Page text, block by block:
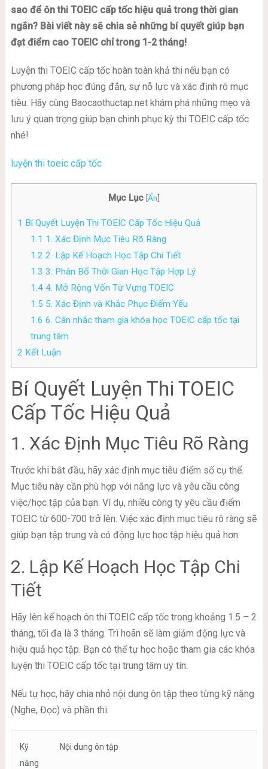
sao để ôn thi TOEIC cấp tốc hiệu quả trong thời gian
ngắn? Bài viết này sẽ chia sẻ những bí quyết giúp bạn
đạt điểm cao TOEIC chỉ trong 1-2 tháng!
Luyện thi TOEIC cấp tốc hoàn toàn khả thi nếu bạn có
phương pháp học đúng đắn, sự nỗ lực và xác định rõ mục
tiêu. Hãy cùng Baocaothuctap.net khám phá những mẹo và
lưu ý quan trọng giúp bạn chinh phục kỳ thi TOEIC cấp tốc
nhé!
luyện thi toeic cấp tốc
Mục Lục [Ẩn]
1 Bí Quyết Luyện Thi TOEIC Cấp Tốc Hiệu Quả
1.1 1. Xác Định Mục Tiêu Rõ Ràng
1.2 2. Lập Kế Hoạch Học Tập Chi Tiết
1.3 3. Phân Bổ Thời Gian Học Tập Hợp Lý
1.4 4. Mở Rộng Vốn Từ Vựng TOEIC
1.5 5. Xác Định và Khắc Phục Điểm Yếu
1.6 6. Cân nhắc tham gia khóa học TOEIC cấp tốc tại
trung tâm
2 Kết Luận
Bí Quyết Luyện Thi TOEIC
Cấp Tốc Hiệu Quả
1. Xác Định Mục Tiêu Rõ Ràng
Trước khi bắt đầu, hãy xác định mục tiêu điểm số cụ thể.
Mục tiêu này cần phù hợp với năng lực và yêu cầu công
việc/học tập của bạn. Ví dụ, nhiều công ty yêu cầu điểm
TOEIC từ 600-700 trở lên. Việc xác định mục tiêu rõ ràng sẽ
giúp bạn tập trung và có động lực học tập hiệu quả hơn.
2. Lập Kế Hoạch Học Tập Chi
Tiết
Hãy lên kế hoạch ôn thi TOEIC cấp tốc trong khoảng 1.5 – 2
tháng, tối đa là 3 tháng. Trì hoãn sẽ làm giảm động lực và
hiệu quả học tập. Bạn có thể tự học hoặc tham gia các khóa
luyện thi TOEIC cấp tốc tại trung tâm uy tín.
Nếu tự học, hãy chia nhỏ nội dung ôn tập theo từng kỹ năng
(Nghe, Đọc) và phần thi.
Kỹ
năng
Nội dung ôn tập